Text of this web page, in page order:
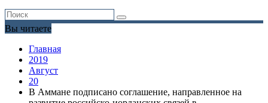
Вы читаете
Главная
2019
Август
20
В Аммане подписано соглашение, направленное на